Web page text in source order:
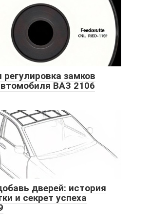
регулировка замков
ВАЗ 2106
дверей: история
и секрет успеха